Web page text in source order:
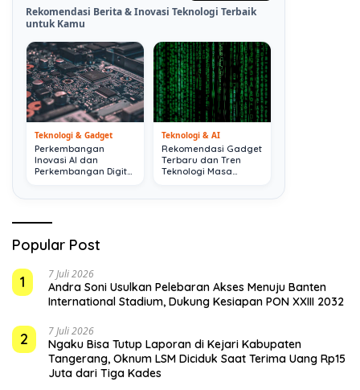
Rekomendasi Berita & Inovasi Teknologi Terbaik
untuk Kamu
Teknologi & Gadget
Perkembangan
Inovasi AI dan
Perkembangan Digital
Teknologi & AI
Rekomendasi Gadget
Terbaru dan Tren
Teknologi Masa
Popular Post
1
7 Juli 2026
Andra Soni Usulkan Pelebaran Akses Menuju Banten
International Stadium, Dukung Kesiapan PON XXIII 2032
2 7 Juli 2026
Ngaku Bisa Tutup Laporan di Kejari Kabupaten
Tangerang, Oknum LSM Diciduk Saat Terima Uang Rp15
Juta dari Tiga Kades